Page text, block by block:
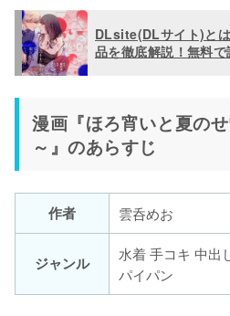
DLsite(DLサイト)と
品を徹底解説！無料で
漫画『ほろ宵いと夏の
～』のあらすじ
作者 雲呑めお
ジャンル
水着 手コキ 中出
パイパン